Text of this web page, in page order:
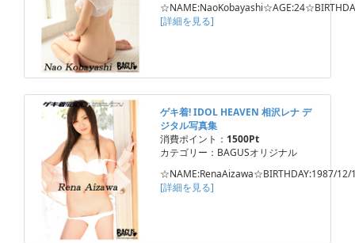
[詳細を見る]
ゲキ着! IDOL HEAVEN 相沢レナ デ
ジタル写真集
消費ポイント： 1500Pt
カテゴリー：BAGUSオリジナル
☆NAME:RenaAizawa☆BIRTHDAY:1987/
[詳細を見る]